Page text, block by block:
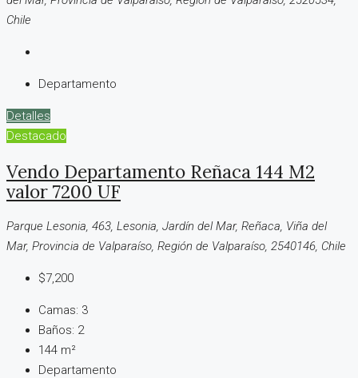
Chile
Departamento
Detalles
Destacado
Vendo Departamento Reñaca 144 M2
valor 7200 UF
Parque Lesonia, 463, Lesonia, Jardín del Mar, Reñaca, Viña del
Mar, Provincia de Valparaíso, Región de Valparaíso, 2540146, Chile
$7,200
Camas: 3
Baños: 2
144 m²
Departamento